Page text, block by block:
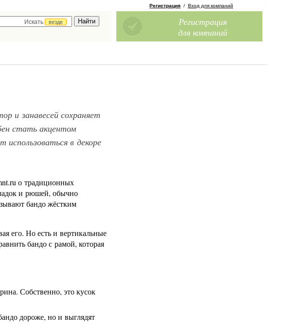
Искать
везде
Регистрация / Вход для компаний
Регистрация
для компаний
и занавесей сохраняет
стать акцентом
в декоре
о традиционных
и рюшей, обычно
бандо жёстким
его. Но есть и вертикальные
бандо с рамой, которая
Собственно, это кусок
дороже, но и выглядят